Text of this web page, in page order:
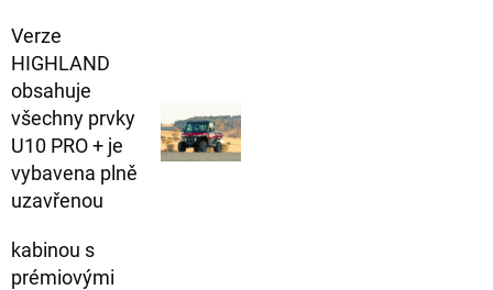
Verze
HIGHLAND
obsahuje
všechny prvky
U10 PRO + je
vybavena plně
uzavřenou
kabinou s
prémiovými